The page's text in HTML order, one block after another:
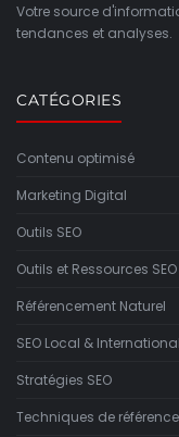
Votre source
tendances et analyses.
CATÉGORIES
Contenu optimisé
Marketing Digital
Outils SEO
Outils et Ressources SEO
Référencement Naturel
SEO Local & International
Stratégies SEO
Techniques de